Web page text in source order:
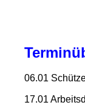
06.01
17.01